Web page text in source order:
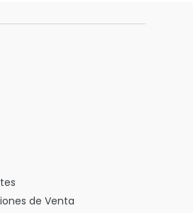
de Venta